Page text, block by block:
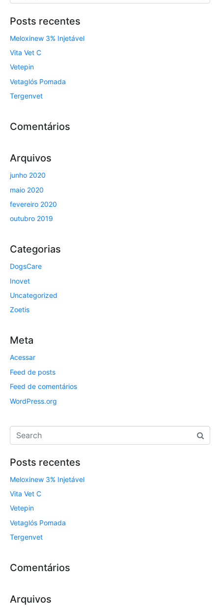
Posts recentes
Meloxinew 3% Injetável
Vita Vet C
Vetepin
Vetaglós Pomada
Tergenvet
Comentários
Arquivos
junho 2020
maio 2020
fevereiro 2020
outubro 2019
Categorias
DogsCare
Inovet
Uncategorized
Zoetis
Meta
Acessar
Feed de posts
Feed de comentários
WordPress.org
Posts recentes
Meloxinew 3% Injetável
Vita Vet C
Vetepin
Vetaglós Pomada
Tergenvet
Comentários
Arquivos